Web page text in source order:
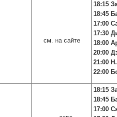
см. на сайте
18:15
18:45
17:00
17:30
18:00
20:00
21:00
22:00
18:15
18:45
17:00